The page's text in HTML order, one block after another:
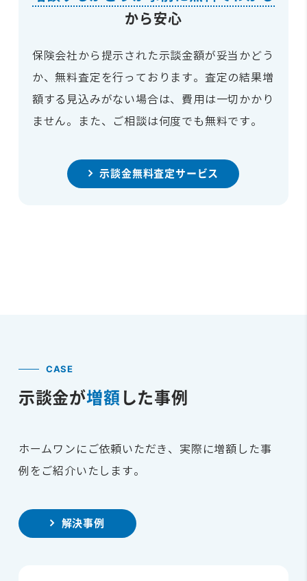
から安心
保険会社から提示された示談金額が妥当かどう
か、無料査定を行っております。査定の結果増
額する見込みがない場合は、費用は一切かかり
ません。また、ご相談は何度でも無料です。
示談金無料査定サービス
CASE
示談金が増額 した事例
ホームワンにご依頼いただき、実際に増額した事
例をご紹介いたします。
解決事例